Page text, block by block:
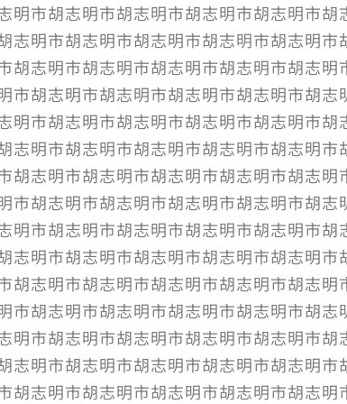
市胡志明市胡志明市胡志明市胡志明市胡
明市胡志明市胡志明市胡志明市胡志明市
志明市胡志明市胡志明市胡志明市胡志明
胡志明市胡志明市胡志明市胡志明市胡志
市胡志明市胡志明市胡志明市胡志明市胡
明市胡志明市胡志明市胡志明市胡志明市
志明市胡志明市胡志明市胡志明市胡志明
胡志明市胡志明市胡志明市胡志明市胡志
市胡志明市胡志明市胡志明市胡志明市胡
明市胡志明市胡志明市胡志明市胡志明市
志明市胡志明市胡志明市胡志明市胡志明
胡志明市胡志明市胡志明市胡志明市胡志
市胡志明市胡志明市胡志明市胡志明市胡
明市胡志明市胡志明市胡志明市胡志明市
志明市胡志明市胡志明市胡志明市胡志明